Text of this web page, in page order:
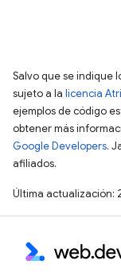
Salvo que se indique
sujeto a la licencia
ejemplos de código
obtener más
Google Developers.
afiliados.
Última actualización: